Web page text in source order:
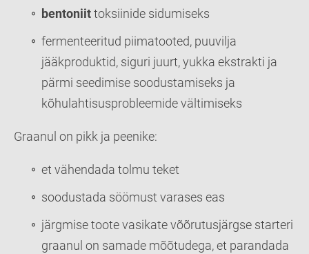
bentoniittoksiinide sidumiseks
fermenteeritud piimatooted, puuvilja
jääkproduktid, siguri juurt, yukka ekstrakti ja
pärmi seedimise soodustamiseks ja
kõhulahtisusprobleemide vältimiseks
Graanul on pikk ja peenike:
et vähendada tolmu teket
soodustada söömust varases eas
järgmise toote vasikate võõrutusjärgse starteri
graanul on samade mõõtudega, et parandada